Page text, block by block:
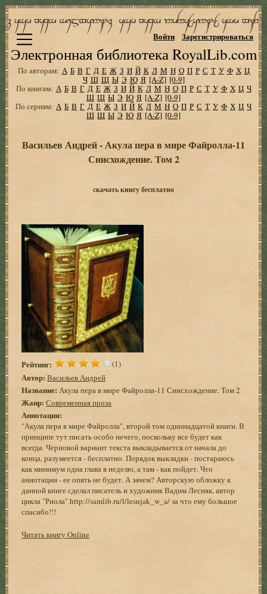
Электронная библиотека RoyalLib.com
Войти Зарегистрироваться
По авторам: А Б В Г Д Е Ж З И Й К Л М Н О П Р С Т У Ф Х Ц
Ч Ш Щ Ы Э Ю Я [A-Z] [0-9]
По книгам: А Б В Г Д Е Ж З И Й К Л М Н О П Р С Т У Ф Х Ц Ч
Ш Щ Ы Э Ю Я [A-Z] [0-9]
По сериям: А Б В Г Д Е Ж З И Й К Л М Н О П Р С Т У Ф Х Ц Ч
Ш Щ Ы Э Ю Я [A-Z] [0-9]
Васильев Андрей - Акула пера в мире Файролла-11
Снисхождение. Том 2
скачать книгу бесплатно
Рейтинг: (1)
Автор: Васильев Андрей
Название: Акула пера в мире Файролла-11 Снисхождение. Том 2
Жанр: Современная проза
Аннотация:
"Акула пера в мире Файролла", второй том одиннадцатой книги. В
принципе тут писать особо нечего, поскольку все будет как
всегда. Черновой вариант текста выкладывается от начала до
конца, разумеется - бесплатно. Порядок выкладки - постараюсь
как минимум одна глава в неделю, а там - как пойдет. Что
аннотации - ее опять не будет. А зачем? Авторскую обложку к
данной книге сделал писатель и художник Вадим Лесняк, автор
цикла "Риола" http://samlib.ru/l/lesnjak_w_a/ за что ему большое
спасибо!!!
Читать книгу Online